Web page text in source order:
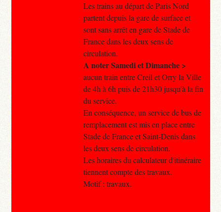
Les trains au départ de Paris Nord
partent depuis la gare de surface et
sont sans arrêt en gare de Stade de
France dans les deux sens de
circulation.
A noter Samedi et Dimanche >
aucun train entre Creil et Orry la Ville
de 4h à 6h puis de 21h30 jusqu'à la fin
du service.
En conséquence, un service de bus de
remplacement est mis en place entre
Stade de France et Saint-Denis dans
les deux sens de circulation.
Les horaires du calculateur d'itinéraire
tiennent compte des travaux.
Motif : travaux.